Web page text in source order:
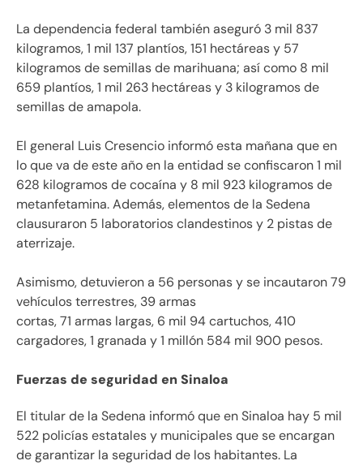
La dependencia federal también aseguró 3 mil 837
kilogramos, 1 mil 137 plantíos, 151 hectáreas y 57
kilogramos de semillas de marihuana; así como 8 mil
659 plantíos, 1 mil 263 hectáreas y 3 kilogramos de
semillas de amapola.
El general Luis Cresencio informó esta mañana que en
lo que va de este año en la entidad se confiscaron 1 mil
628 kilogramos de cocaína y 8 mil 923 kilogramos de
metanfetamina. Además, elementos de la Sedena
clausuraron 5 laboratorios clandestinos y 2 pistas de
aterrizaje.
Asimismo, detuvieron a 56 personas y se incautaron 79
vehículos terrestres, 39 armas
cortas, 71 armas largas, 6 mil 94 cartuchos, 410
cargadores, 1 granada y 1 millón 584 mil 900 pesos.
Fuerzas de seguridad en Sinaloa
El titular de la Sedena informó que en Sinaloa hay 5 mil
522 policías estatales y municipales que se encargan
de garantizar la seguridad de los habitantes. La